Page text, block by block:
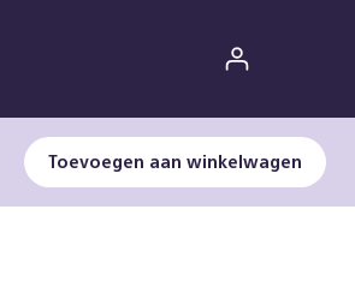
Toevoegen aan winkelwagen